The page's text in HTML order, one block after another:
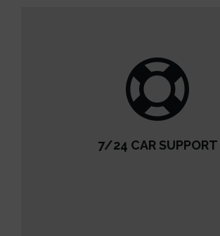
7/24 CAR SUPPORT
7/24 CAR SUPPORT